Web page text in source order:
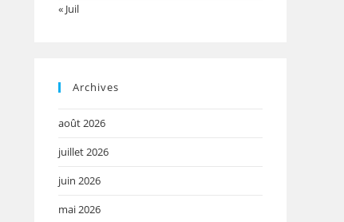
« Juil
Archives
août 2026
juillet 2026
juin 2026
mai 2026